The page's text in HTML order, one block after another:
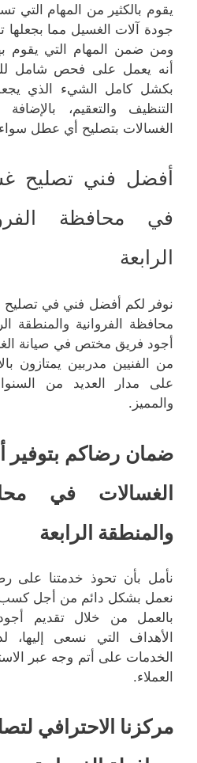
يقوم بالكثير من المهام التي
جودة آلات الغسيل مما بجعلها
ومن ضمن المهام التي يقوم
أنه يعمل على فحص شامل
بكشل كامل الشيء الذي
التنظيف والتعقيم،
الغسالات بتصليح أي عطل
أفضل فني تصليح
في محافظة
الرابعة
نوفر لكم أفضل فني في تصليح
محافظة الفروانية والمنطقة
أجود فريق مختص في صيانة
من الفنيين مدربين يمتازون
على مدار العديد من
والمميز.
ضمان رضاكم بتوفير
الغسالات في
والمنطقة الرابعة
نأمل بأن تحوذ خدمتنا على
نعمل بشكل دائم من أجل كسب
بالعمل من خلال تقديم
الأهداف التي نسعى إليها،
الخدمات على أتم وجه عبر
العملاء.
مركزنا الاحترافي